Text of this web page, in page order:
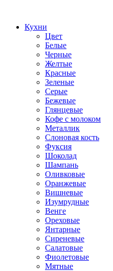
Кухни
Цвет
Белые
Черные
Желтые
Красные
Зеленые
Серые
Бежевые
Глянцевые
Кофе с молоком
Металлик
Слоновая кость
Фуксия
Шоколад
Шампань
Оливковые
Оранжевые
Вишневые
Изумрудные
Венге
Ореховые
Янтарные
Сиреневые
Салатовые
Фиолетовые
Мятные